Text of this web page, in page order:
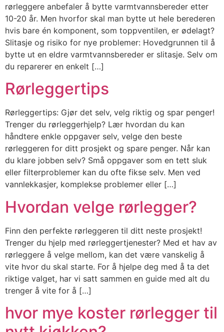
rørleggere anbefaler å bytte varmtvannsbereder etter
10-20 år. Men hvorfor skal man bytte ut hele berederen
hvis bare én komponent, som toppventilen, er ødelagt?
Slitasje og risiko for nye problemer: Hovedgrunnen til å
bytte ut en eldre varmtvannsbereder er slitasje. Selv om
du reparerer en enkelt […]
Rørleggertips
Rørleggertips: Gjør det selv, velg riktig og spar penger!
Trenger du rørleggerhjelp? Lær hvordan du kan
håndtere enkle oppgaver selv, velge den beste
rørleggeren for ditt prosjekt og spare penger. Når kan
du klare jobben selv? Små oppgaver som en tett sluk
eller filterproblemer kan du ofte fikse selv. Men ved
vannlekkasjer, komplekse problemer eller […]
Hvordan velge rørlegger?
Finn den perfekte rørleggeren til ditt neste prosjekt!
Trenger du hjelp med rørleggertjenester? Med et hav av
rørleggere å velge mellom, kan det være vanskelig å
vite hvor du skal starte. For å hjelpe deg med å ta det
riktige valget, har vi satt sammen en guide med alt du
trenger å vite for å […]
hvor mye koster rørlegger til